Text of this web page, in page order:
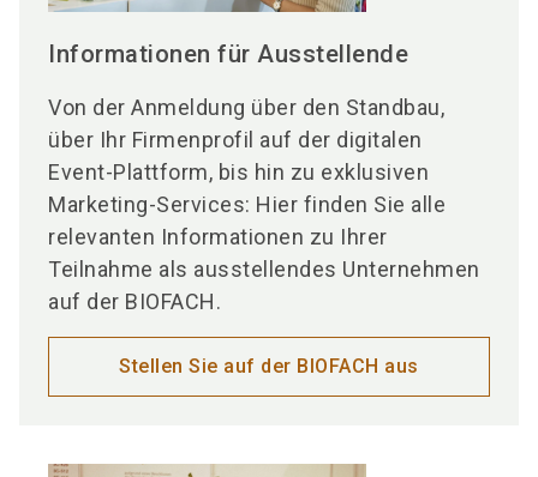
Informationen für Ausstellende
Von der Anmeldung über den Standbau,
über Ihr Firmenprofil auf der digitalen
Event-Plattform, bis hin zu exklusiven
Marketing-Services: Hier finden Sie alle
relevanten Informationen zu Ihrer
Teilnahme als ausstellendes Unternehmen
auf der BIOFACH.
Stellen Sie auf der BIOFACH aus